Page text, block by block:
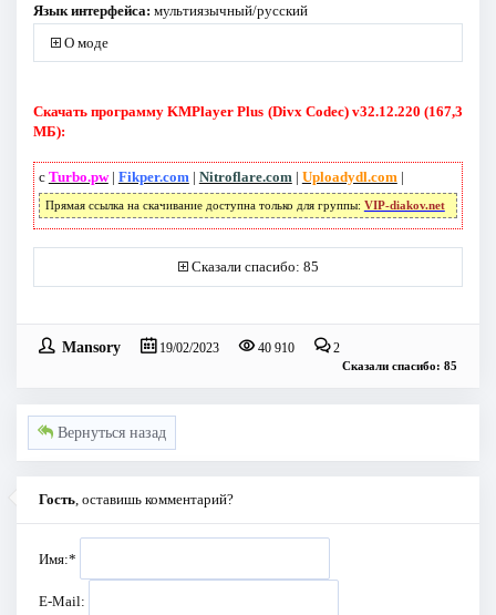
Язык интерфейса: мультиязычный/русский
О моде
Скачать программу KMPlayer Plus (Divx Codec) v32.12.220 (167,3
МБ):
с Turbo.pw| Fikper.com| Nitroflare.com| Uploadydl.com|
Прямая ссылка на скачивание доступна только для группы: VIP-diakov.net
Сказали спасибо: 85
Mansory 19/02/2023 40 910 2
Сказали спасибо: 85
Вернуться назад
Гость, оставишь комментарий?
Имя:*
E-Mail: